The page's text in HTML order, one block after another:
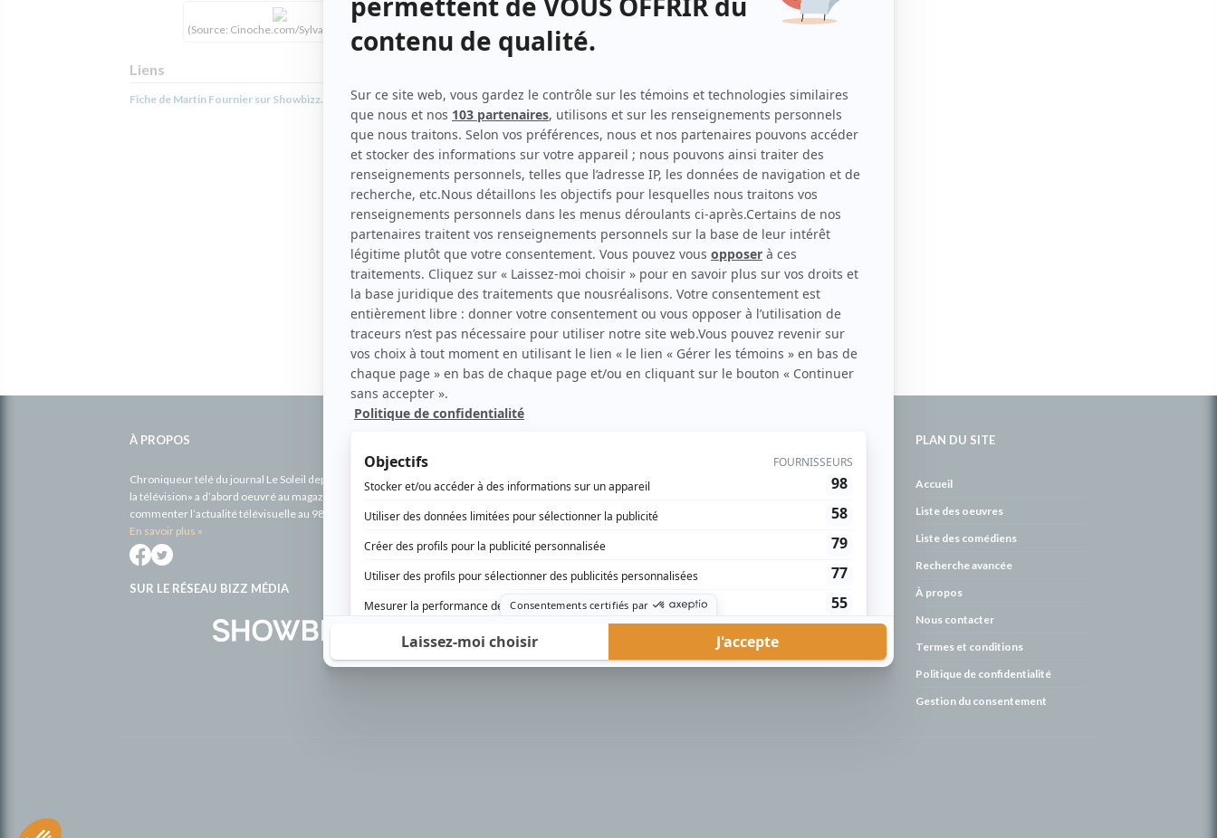
(Source: Cinoche.com/Sylvain Légaré)
Liens
Fiche de Martin Fournier sur Showbizz.net
Contributions
Les ParfaitsAuteur
Ent'CadieuxMusicien
Les tisserands du pouvoir : La révolteMusicien
Les tisserands du pouvoirMusicien
Ma tante Alice Musicien
Cocologie
Musicien
Les enfants de la rue: Lynda Musicien
Les enfants de la rue: FernandMusicien
ManonMusicien
Page trois: un ordinateur au coeurMusicien
À PROPOS
Chroniqueur télé du journal Le Soleil depuis 2001, Richard Therrien carbure à son petit écran. Celui qu’on surnomme parfois «l’encyclopédie de
la télévision» a d’abord oeuvré au magazine TV Hebdo de 1996 à 2001. Sa spécialité: la télé québécoise. On peut l’entendre régulièrement
commenter l’actualité télévisuelle au 98,5.
En savoir plus »
SUR LE RÉSEAU BIZZ MÉDIA
PLAN DU SITE
Accueil
Liste des oeuvres
Liste des comédiens
Recherche avancée
À propos
Nous contacter
Termes et conditions
Politique de confidentialité
Gestion du consentement